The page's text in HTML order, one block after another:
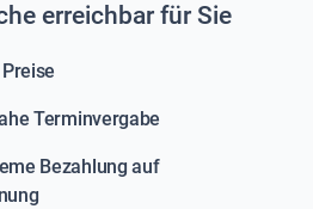
erreichbar für Sie
Terminvergabe
Bezahlung auf